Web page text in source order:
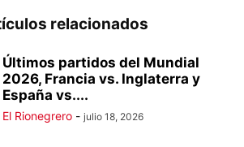
relacionados
Últimos partidos del Mundial
2026, Francia vs. Inglaterra y
España vs....
El Rionegrero - julio 18, 2026